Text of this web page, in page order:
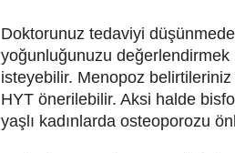
Doktorunuz tedaviyi
yoğunluğunuzu
isteyebilir. Menopoz
HYT önerilebilir. Aksi halde
yaşlı kadınlarda osteoporozu